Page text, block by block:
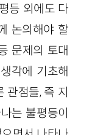
등 외에도 다
논의해야 할
문제의 토대
각에 기초해
관점들, 즉 지
는 불평등이